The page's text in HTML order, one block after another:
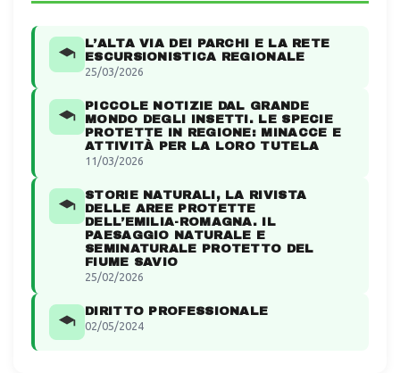
L’ALTA VIA DEI PARCHI E LA RETE
ESCURSIONISTICA REGIONALE
25/03/2026
PICCOLE NOTIZIE DAL GRANDE
MONDO DEGLI INSETTI. LE SPECIE
PROTETTE IN REGIONE: MINACCE E
ATTIVITÀ PER LA LORO TUTELA
11/03/2026
STORIE NATURALI, LA RIVISTA
DELLE AREE PROTETTE
DELL’EMILIA-ROMAGNA. IL
PAESAGGIO NATURALE E
SEMINATURALE PROTETTO DEL
FIUME SAVIO
25/02/2026
DIRITTO PROFESSIONALE
02/05/2024